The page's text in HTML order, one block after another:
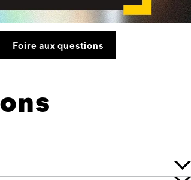
Foire aux questions